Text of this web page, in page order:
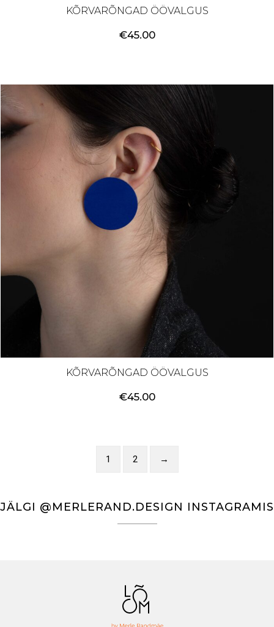
KÕRVARÕNGAD ÖÖVALGUS
€45.00
KÕRVARÕNGAD ÖÖVALGUS
€45.00
1 2 →
JÄLGI @MERLERAND.DESIGN INSTAGRAMIS